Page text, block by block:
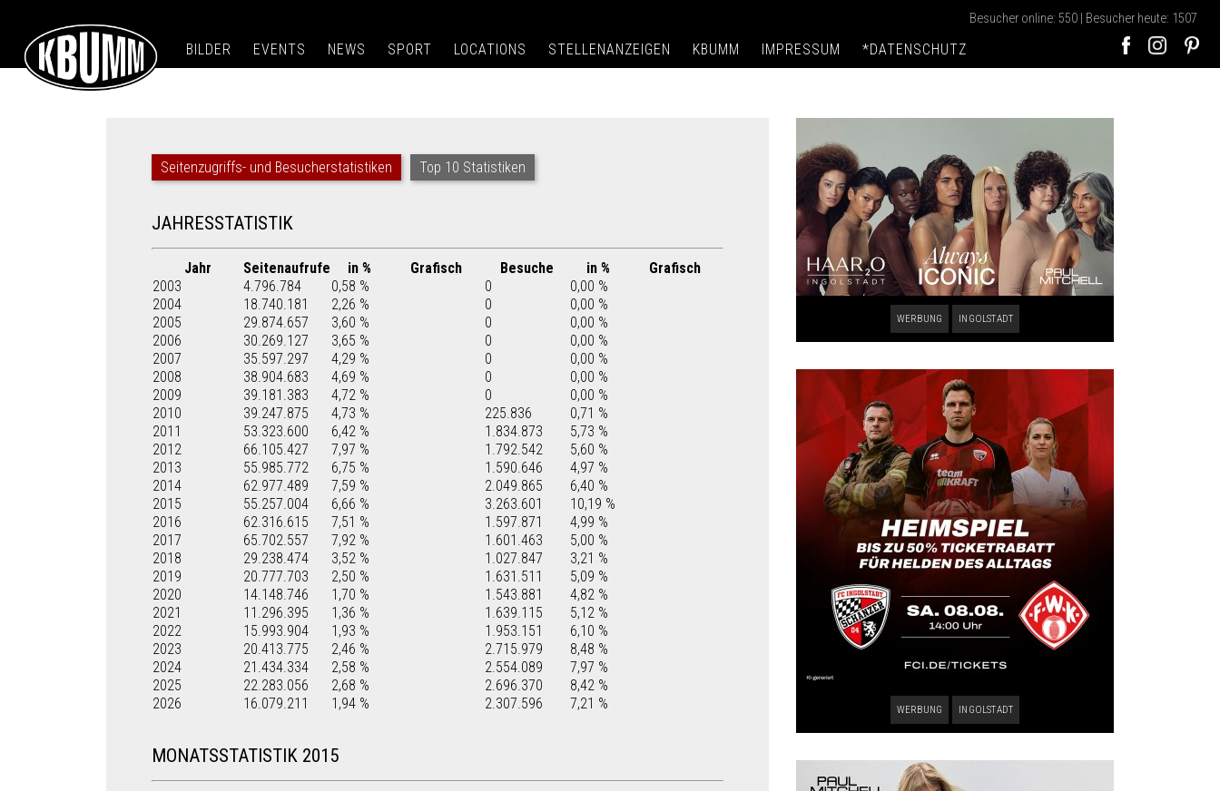
Besucher online: 550 | Besucher heute: 1507
BILDER EVENTS NEWS SPORT LOCATIONS STELLENANZEIGEN KBUMM IMPRESSUM *DATENSCHUTZ
Seitenzugriffs- und Besucherstatistiken Top 10 Statistiken
JAHRESSTATISTIK
Jahr Seitenaufrufe in % Grafisch Besuche in %
Grafisch
2003
4.796.784 0,58 % 0
0,00 %
2004
18.740.181 2,26 % 0
0,00 %
2005
29.874.657 3,60 % 0
0,00 %
2006
30.269.127 3,65 % 0
0,00 %
2007
35.597.297 4,29 % 0
0,00 %
2008
38.904.683 4,69 % 0
0,00 %
2009
39.181.383 4,72 % 0
0,00 %
2010
39.247.875 4,73 % 225.836
0,71 %
2011
53.323.600 6,42 % 1.834.873
5,73 %
2012
66.105.427 7,97 % 1.792.542
5,60 %
2013
55.985.772 6,75 % 1.590.646
4,97 %
2014
62.977.489 7,59 % 2.049.865
6,40 %
2015
55.257.004 6,66 % 3.263.601
10,19 %
2016
62.316.615 7,51 % 1.597.871
4,99 %
2017
65.702.557 7,92 % 1.601.463
5,00 %
2018
29.238.474 3,52 % 1.027.847
3,21 %
2019
20.777.703 2,50 % 1.631.511
5,09 %
2020
14.148.746 1,70 % 1.543.881
4,82 %
2021
11.296.395 1,36 % 1.639.115
5,12 %
2022
15.993.904 1,93 % 1.953.151
6,10 %
2023
20.413.775 2,46 % 2.715.979
8,48 %
2024
21.434.334 2,58 % 2.554.089
7,97 %
2025
22.283.056 2,68 % 2.696.370
8,42 %
2026
16.079.211 1,94 % 2.307.596 7,21 %
MONATSSTATISTIK 2015
WERBUNG INGOLSTADT
WERBUNG INGOLSTADT